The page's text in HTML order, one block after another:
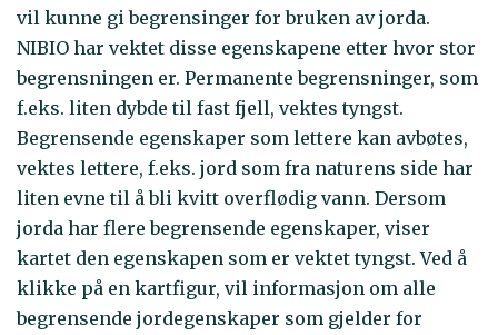
vil kunne gi begrensinger for bruken av jorda.
NIBIO har vektet disse egenskapene etter hvor stor
begrensningen er. Permanente begrensninger, som
f.eks. liten dybde til fast fjell, vektes tyngst.
Begrensende egenskaper som lettere kan avbøtes,
vektes lettere, f.eks. jord som fra naturens side har
liten evne til å bli kvitt overflødig vann. Dersom
jorda har flere begrensende egenskaper, viser
kartet den egenskapen som er vektet tyngst. Ved å
klikke på en kartfigur, vil informasjon om alle
begrensende jordegenskaper som gjelder for